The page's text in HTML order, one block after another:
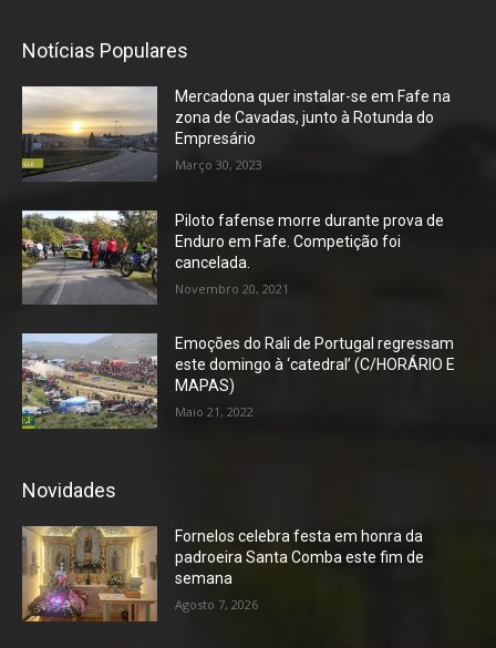
Notícias Populares
Mercadona quer instalar-se em Fafe na
zona de Cavadas, junto à Rotunda do
Empresário
Março 30, 2023
Piloto fafense morre durante prova de
Enduro em Fafe. Competição foi
cancelada.
Novembro 20, 2021
Emoções do Rali de Portugal regressam
este domingo à ‘catedral’ (C/HORÁRIO E
MAPAS)
Maio 21, 2022
Novidades
Fornelos celebra festa em honra da
padroeira Santa Comba este fim de
semana
Agosto 7, 2026